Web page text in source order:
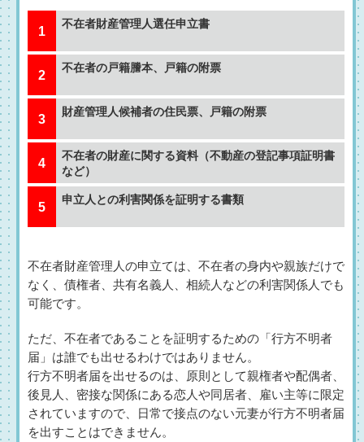
不在者財産管理人選任申立書
不在者の戸籍謄本、戸籍の附票
財産管理人候補者の住民票、戸籍の附票
不在者の財産に関する資料（不動産の登記事項証明書
など）
申立人との利害関係を証明する書類
不在者財産管理人の申立ては、不在者の身内や親族だけで
なく、債権者、共有名義人、相続人などの利害関係人でも
可能です。
ただ、不在者であることを証明するための「行方不明者
届」は誰でも出せるわけではありません。
行方不明者届を出せるのは、原則として親権者や配偶者、
後見人、密接な関係にある恋人や同居者、雇い主等に限定
されていますので、日常で接点のない元妻が行方不明者届
を出すことはできません。